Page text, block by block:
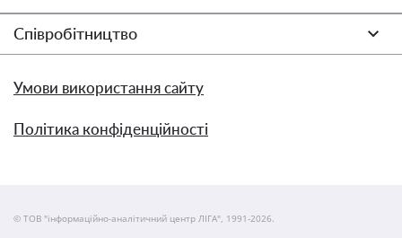
Співробітництво
Умови використання сайту
Політика конфіденційності
© ТОВ "інформаційно-аналітичний центр ЛІГА", 1991-2026.